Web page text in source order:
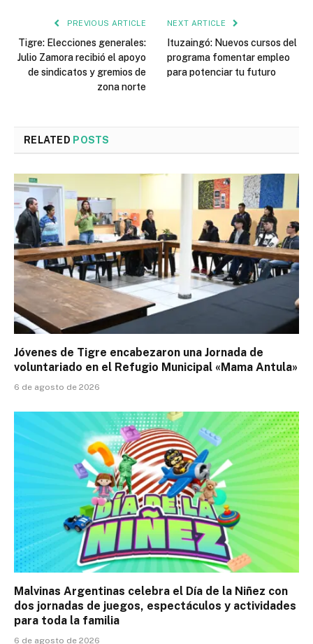
PREVIOUS ARTICLE
Tigre: Elecciones generales:
Julio Zamora recibió el apoyo
de sindicatos y gremios de
zona norte
NEXT ARTICLE
Ituzaingó: Nuevos cursos del
programa fomentar empleo
para potenciar tu futuro
RELATED POSTS
Jóvenes de Tigre encabezaron una Jornada de
voluntariado en el Refugio Municipal «Mama Antula»
6 de agosto de 2026
Malvinas Argentinas celebra el Día de la Niñez con
dos jornadas de juegos, espectáculos y actividades
para toda la familia
6 de agosto de 2026